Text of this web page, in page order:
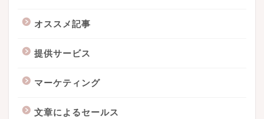
オススメ記事
提供サービス
マーケティング
文章によるセールス